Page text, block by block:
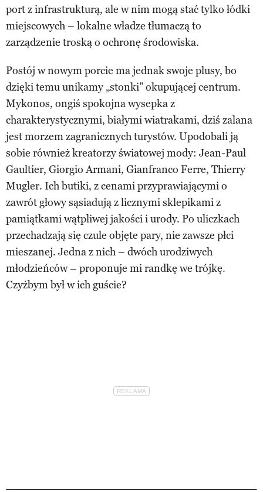
port z infrastrukturą, ale w nim mogą stać tylko łódki
miejscowych – lokalne władze tłumaczą to
zarządzenie troską o ochronę środowiska.
Postój w nowym porcie ma jednak swoje plusy, bo
dzięki temu unikamy „stonki” okupującej centrum.
Mykonos, ongiś spokojna wysepka z
charakterystycznymi, białymi wiatrakami, dziś zalana
jest morzem zagranicznych turystów. Upodobali ją
sobie również kreatorzy światowej mody: Jean-Paul
Gaultier, Giorgio Armani, Gianfranco Ferre, Thierry
Mugler. Ich butiki, z cenami przyprawiającymi o
zawrót głowy sąsiadują z licznymi sklepikami z
pamiątkami wątpliwej jakości i urody. Po uliczkach
przechadzają się czule objęte pary, nie zawsze płci
mieszanej. Jedna z nich – dwóch urodziwych
młodzieńców – proponuje mi randkę we trójkę.
Czyżbym był w ich guście?